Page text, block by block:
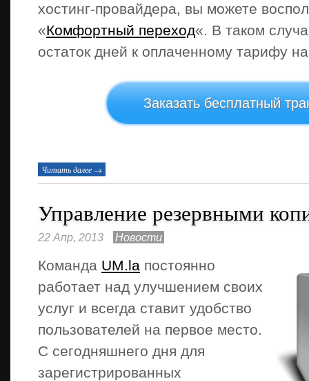
хостинг-провайдера, вы можете
«Комфортный переход«. В таком
остаток дней к оплаченному тарифу
Заказать бесплатный
Читать далее →
Управление резервными
22 Апр, 2013 Новости
Команда UM.la постоянно
работает над улучшением своих
услуг и всегда ставит удобство
пользователей на первое место.
С сегодняшнего дня для
зарегистрированных